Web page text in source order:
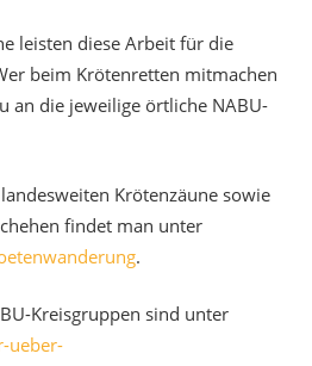
leisten diese Arbeit für die
beim Krötenretten mitmachen
an die jeweilige örtliche NABU-
Krötenzäune sowie
findet man unter
.
Kreisgruppen sind unter
ueber-